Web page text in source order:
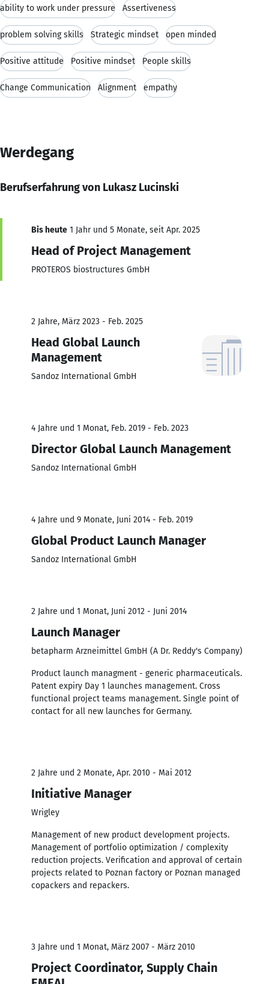
ability to work under pressure Assertiveness
problem solving skills Strategic mindset open minded
Positive attitude Positive mindset People skills
Change Communication Alignment empathy
Werdegang
Berufserfahrung von Lukasz Lucinski
Bis heute 1 Jahr und 5 Monate, seit Apr. 2025
Head of Project Management
PROTEROS biostructures GmbH
2 Jahre, März 2023 - Feb. 2025
Head Global Launch
Management
Sandoz International GmbH
4 Jahre und 1 Monat, Feb. 2019 - Feb. 2023
Director Global Launch Management
Sandoz International GmbH
4 Jahre und 9 Monate, Juni 2014 - Feb. 2019
Global Product Launch Manager
Sandoz International GmbH
2 Jahre und 1 Monat, Juni 2012 - Juni 2014
Launch Manager
betapharm Arzneimittel GmbH (A Dr. Reddy's Company)
Product launch managment - generic pharmaceuticals.
Patent expiry Day 1 launches management. Cross
functional project teams management. Single point of
contact for all new launches for Germany.
2 Jahre und 2 Monate, Apr. 2010 - Mai 2012
Initiative Manager
Wrigley
Management of new product development projects.
Management of portfolio optimization / complexity
reduction projects. Verification and approval of certain
projects related to Poznan factory or Poznan managed
copackers and repackers.
3 Jahre und 1 Monat, März 2007 - März 2010
Project Coordinator, Supply Chain